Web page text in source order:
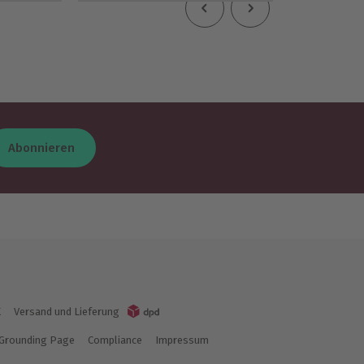
Abonnieren
Versand und Lieferung
Page Compliance Impressum